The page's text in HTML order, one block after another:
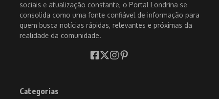
sociais e atualização constante, o Portal Londrina se
consolida como uma fonte confiável de informação para
quem busca notícias rápidas, relevantes e próximas da
realidade da comunidade.
Categorias